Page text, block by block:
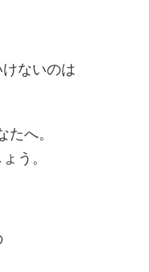
ないのは
へ。
う。